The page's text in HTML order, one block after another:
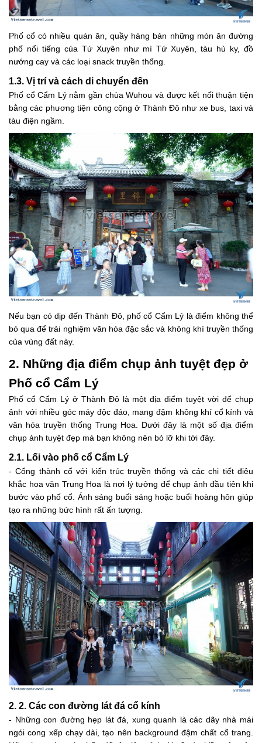
Phố cổ có nhiều quán ăn, quầy hàng bán những món ăn đường
phố nổi tiếng của Tứ Xuyên như mì Tứ Xuyên, tàu hủ ky, đồ
nướng cay và các loại snack truyền thống.
1.3. Vị trí và cách di chuyển đến
Phố cổ Cẩm Lý nằm gần chùa Wuhou và được kết nối thuận tiện
bằng các phương tiện công cộng ở Thành Đô như xe bus, taxi và
tàu điện ngầm.
Nếu bạn có dịp đến Thành Đô, phố cổ Cẩm Lý là điểm không thể
bỏ qua để trải nghiệm văn hóa đặc sắc và không khí truyền thống
của vùng đất này.
2. Những địa điểm chụp ảnh tuyệt đẹp ở
Phố cổ Cẩm Lý
Phố cổ Cẩm Lý ở Thành Đô là một địa điểm tuyệt vời để chụp
ảnh với nhiều góc máy độc đáo, mang đậm không khí cổ kính và
văn hóa truyền thống Trung Hoa. Dưới đây là một số địa điểm
chụp ảnh tuyệt đẹp mà bạn không nên bỏ lỡ khi tới đây.
2.1. Lối vào phố cổ Cẩm Lý
- Cổng thành cổ với kiến trúc truyền thống và các chi tiết điêu
khắc hoa văn Trung Hoa là nơi lý tưởng để chụp ảnh đầu tiên khi
bước vào phố cổ. Ánh sáng buổi sáng hoặc buổi hoàng hôn giúp
tạo ra những bức hình rất ấn tượng.
2. 2. Các con đường lát đá cổ kính
- Những con đường hẹp lát đá, xung quanh là các dãy nhà mái
ngói cong xếp chạy dài, tạo nên background đậm chất cổ trang.